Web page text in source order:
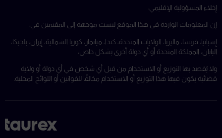
إخلاء المسؤولية الإقليمي:
إن المعلومات الواردة في هذا الموقع ليست موجهة إلى المقيمين في:
إسبانيا، فرنسا، ماليزيا، الولايات المتحدة، كندا، ميانمار، كوريا الشمالية، إيران، بلجيكا،
اليابان، المملكة المتحدة أو أي دولة أخرى بشكل خاص،
ولا يُقصد بها التوزيع أو الاستخدام من قبل أي شخص في أي دولة أو ولاية
قضائية يكون فيها هذا التوزيع أو الاستخدام مخالفًا للقوانين أو اللوائح المحلية.